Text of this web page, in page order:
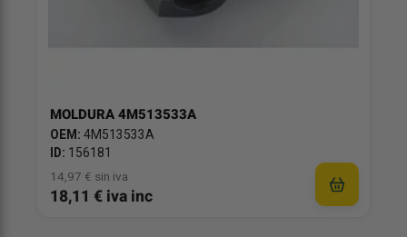
MOLDURA 4M513533A
OEM: 4M513533A
ID: 156181
14,97 € sin iva
18,11 € iva inc